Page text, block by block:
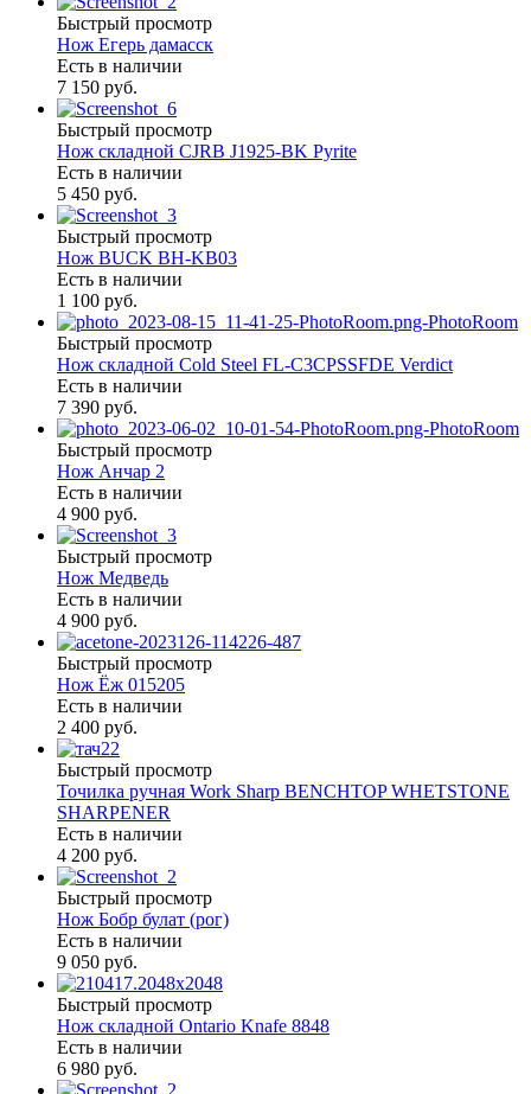
Быстрый просмотр
Нож Егерь дамасск
Есть в наличии
7 150 руб.
Быстрый просмотр
Нож складной CJRB J1925-BK Pyrite
Есть в наличии
5 450 руб.
Быстрый просмотр
Нож BUCK BH-KB03
Есть в наличии
1 100 руб.
Быстрый просмотр
Нож складной Cold Steel FL-C3CPSSFDE Verdict
Есть в наличии
7 390 руб.
Быстрый просмотр
Нож Анчар 2
Есть в наличии
4 900 руб.
Быстрый просмотр
Нож Медведь
Есть в наличии
4 900 руб.
Быстрый просмотр
Нож Ёж 015205
Есть в наличии
2 400 руб.
Быстрый просмотр
Точилка ручная Work Sharp BENCHTOP WHETSTONE
SHARPENER
Есть в наличии
4 200 руб.
Быстрый просмотр
Нож Бобр булат (рог)
Есть в наличии
9 050 руб.
Быстрый просмотр
Нож складной Ontario Knafe 8848
Есть в наличии
6 980 руб.